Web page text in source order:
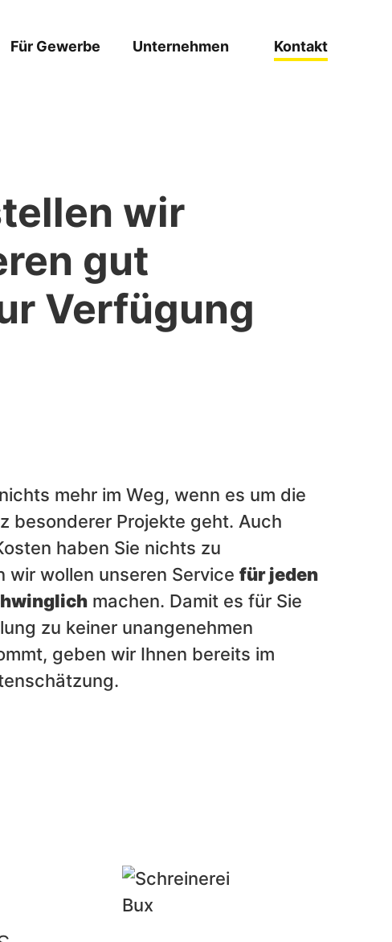
Für Gewerbe Unternehmen Kontakt
wir
gut
Verfügung
mehr im Weg, wenn es um die
besonderer Projekte geht. Auch
haben Sie nichts zu
wir wollen unseren Service für jeden
machen. Damit es für Sie
zu keiner unangenehmen
geben wir Ihnen bereits im